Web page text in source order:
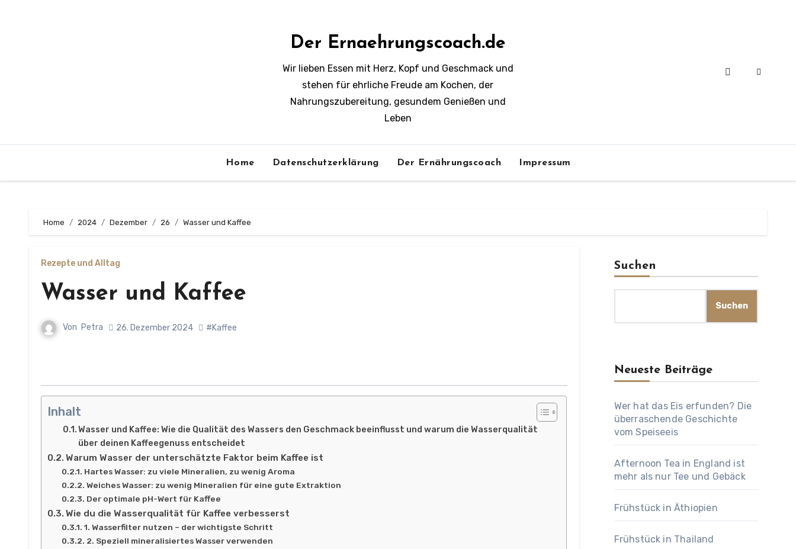
Der Ernaehrungscoach.de
Wir lieben Essen mit Herz, Kopf und Geschmack und
stehen für ehrliche Freude am Kochen, der
Nahrungszubereitung, gesundem Genießen und
Leben
Home Datenschutzerklärung Der Ernährungscoach Impressum
Home 2024 Dezember 26 Wasser und Kaffee
Rezepte und Alltag
Wasser und Kaffee
Von Petra 26. Dezember 2024 #Kaffee
Inhalt
Wasser und Kaffee: Wie die Qualität des Wassers den Geschmack beeinflusst und warum die Wasserqualität
über deinen Kaffeegenuss entscheidet
Warum Wasser der unterschätzte Faktor beim Kaffee ist
Hartes Wasser: zu viele Mineralien, zu wenig Aroma
Weiches Wasser: zu wenig Mineralien für eine gute Extraktion
Der optimale pH-Wert für Kaffee
Wie du die Wasserqualität für Kaffee verbesserst
1. Wasserfilter nutzen – der wichtigste Schritt
2. Speziell mineralisiertes Wasser verwenden
Suchen
Suchen
Neueste Beiträge
Wer hat das Eis erfunden? Die
überraschende Geschichte
vom Speiseeis
Afternoon Tea in England ist
mehr als nur Tee und Gebäck
Frühstück in Äthiopien
Frühstück in Thailand